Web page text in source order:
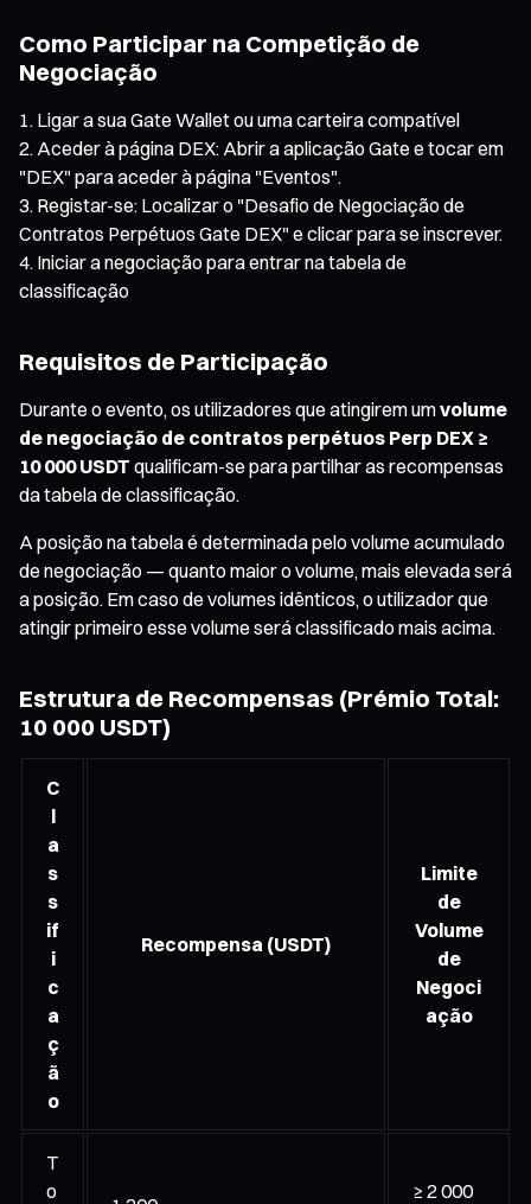
Como Participar na Competição de
Negociação
Ligar a sua Gate Wallet ou uma carteira compatível
Aceder à página DEX: Abrir a aplicação Gate e tocar em
"DEX" para aceder à página "Eventos".
Registar-se: Localizar o "Desafio de Negociação de
Contratos Perpétuos Gate DEX" e clicar para se inscrever.
Iniciar a negociação para entrar na tabela de
classificação
Requisitos de Participação
Durante o evento, os utilizadores que atingirem umvolume
de negociação de contratos perpétuos Perp DEX ≥
10 000 USDT qualificam-se para partilhar as recompensas
da tabela de classificação.
A posição na tabela é determinada pelo volume acumulado
de negociação — quanto maior o volume, mais elevada será
a posição. Em caso de volumes idênticos, o utilizador que
atingir primeiro esse volume será classificado mais acima.
Estrutura de Recompensas (Prémio Total:
10 000 USDT)
C
l
a
s
s
if
i
c
a
ç
ã
o
Recompensa (USDT)
Limite
de
Volume
de
Negoci
ação
T
o
≥ 2 000